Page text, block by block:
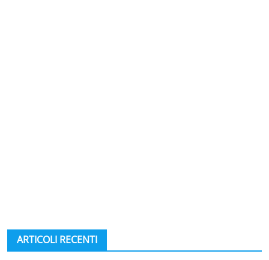
ARTICOLI RECENTI